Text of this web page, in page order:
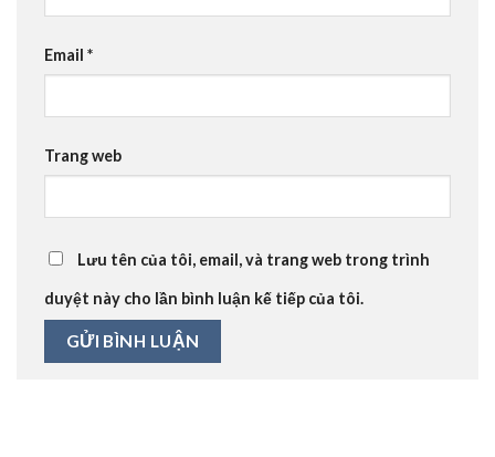
Email *
Trang web
Lưu tên của tôi, email, và trang web trong trình
duyệt này cho lần bình luận kế tiếp của tôi.